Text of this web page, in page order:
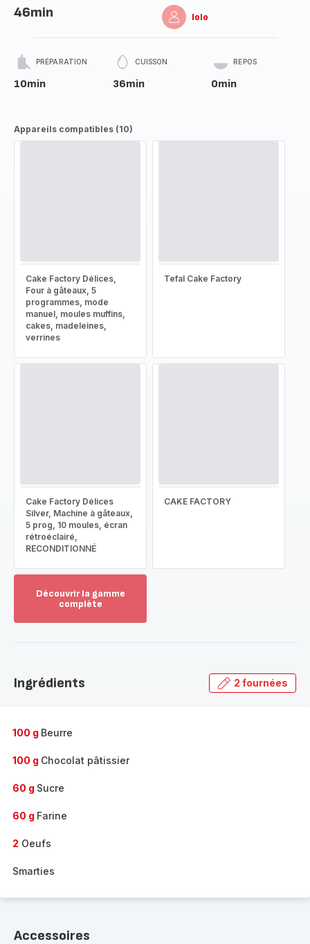
46min lolo
PRÉPARATION
10min
CUISSON
36min
REPOS
0min
Appareils compatibles (10)
Cake Factory Délices,
Four à gâteaux, 5
programmes, mode
manuel, moules muffins,
cakes, madeleines,
verrines
Tefal Cake Factory
Cake Factory Délices
Silver, Machine à gâteaux,
5 prog, 10 moules, écran
rétroéclairé,
RECONDITIONNÉ
CAKE FACTORY
Découvrir la gamme
complète
gamme
Ingrédients 2 fournées
100 g Beurre
100 g Chocolat pâtissier
60 g Sucre
60 g Farine
2 Oeufs
Smarties
Accessoires